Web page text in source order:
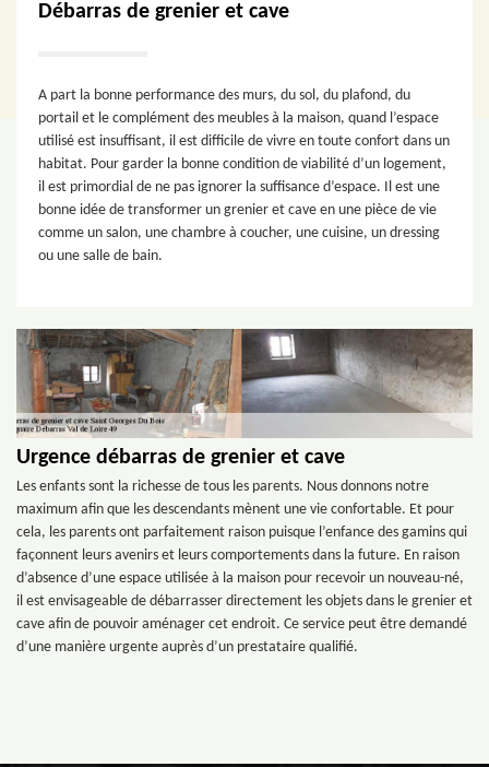
Débarras de grenier et cave
A part la bonne performance des murs, du sol, du plafond, du
portail et le complément des meubles à la maison, quand l’espace
utilisé est insuffisant, il est difficile de vivre en toute confort dans un
habitat. Pour garder la bonne condition de viabilité d’un logement,
il est primordial de ne pas ignorer la suffisance d’espace. Il est une
bonne idée de transformer un grenier et cave en une pièce de vie
comme un salon, une chambre à coucher, une cuisine, un dressing
ou une salle de bain.
Urgence débarras de grenier et cave
Les enfants sont la richesse de tous les parents. Nous donnons notre
maximum afin que les descendants mènent une vie confortable. Et pour
cela, les parents ont parfaitement raison puisque l’enfance des gamins qui
façonnent leurs avenirs et leurs comportements dans la future. En raison
d’absence d’une espace utilisée à la maison pour recevoir un nouveau-né,
il est envisageable de débarrasser directement les objets dans le grenier et
cave afin de pouvoir aménager cet endroit. Ce service peut être demandé
d’une manière urgente auprès d’un prestataire qualifié.